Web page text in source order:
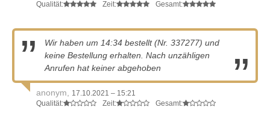
Qualität:
Zeit: Gesamt:
Wir haben um 14:34 bestellt (Nr. 337277) und
keine Bestellung erhalten. Nach unzähligen
Anrufen hat keiner abgehoben
anonym,
17.10.2021 – 15:21
Qualität:
Zeit: Gesamt: